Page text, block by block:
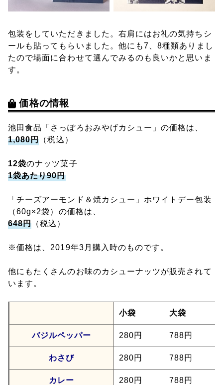
包装をしていただきました。右肩にはお礼の気持ちシ
ールも貼ってもらいました。他にも7、8種類ありまし
たので場面に合わせて選んでみるのも良いかと思いま
す。
価格の情報
池田食品「さっぽろおみやげカシュー」の価格は、
1,080円 （税込）
12袋のナッツ菓子
1袋あたり90円
「チーズアーモンド＆焼カシュー」ホワイトデー包装
（60g×2袋）の価格は、
648円 （税込）
※価格は、2019年3月購入時のものです。
他にもたくさんのお味のカシューナッツが販売されて
います。
小袋 大袋
バジルペッパー 280円 788円
わさび 280円 788円
カレー 280円 788円